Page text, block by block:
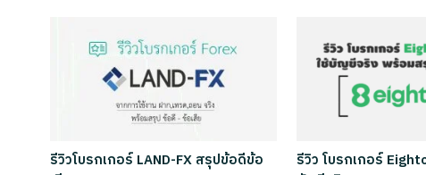
รีวิวโบรกเกอร์ LAND-FX สรุปข้อดีข้อ
รีวิว โบรกเกอร์